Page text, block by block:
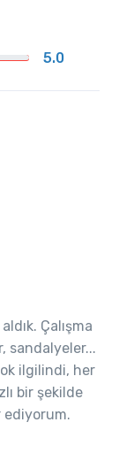
5.0
Çalışma
sandalyeler...
ilgilindi, her
bir şekilde
ediyorum.